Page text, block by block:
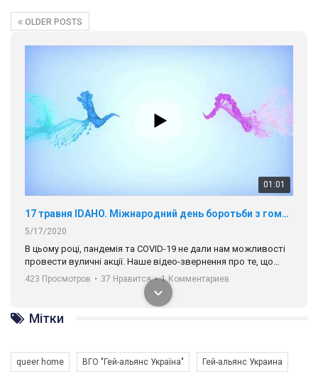
OLDER POSTS
01:01
В цьому році, пандемія та COVІD-19 не дали нам можливості
навіть коли ми у різних містах та не можемо зустрінеться, ми
разом. Ми закликаємо всіх хто поділяє цінності рівності та
солідарності, приєднатися до нас. Регіональні підрозділи
ГАУ є в 16 областях України.
Разом наш голос лунає гучніше!
423 Просмотров • 37 Нравится • 1 Комментариев
Мітки
queer home ВГО "Гей-альянс Україна" Гей-альянс Украина